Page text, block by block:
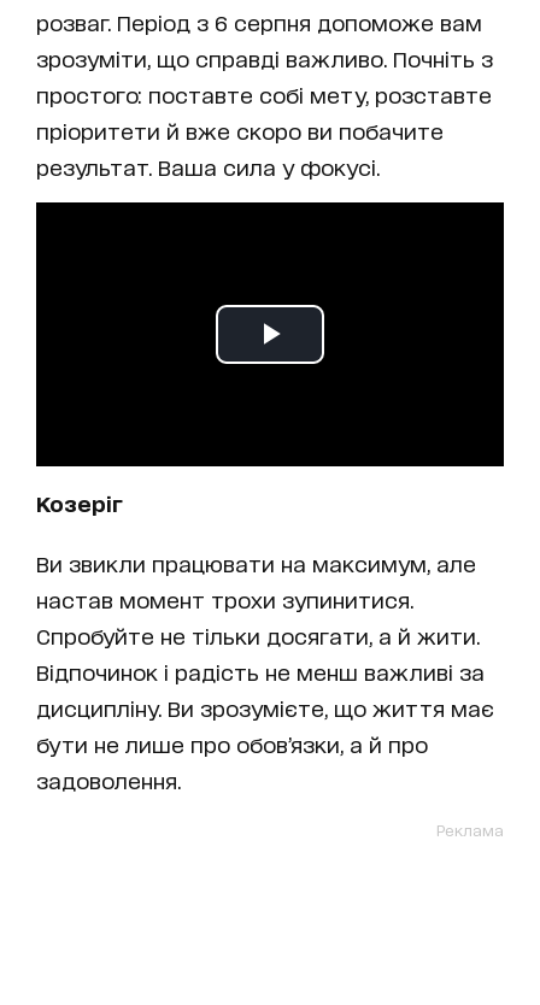
розваг. Період з 6 серпня допоможе вам
зрозуміти, що справді важливо. Почніть з
простого: поставте собі мету, розставте
пріоритети й вже скоро ви побачите
результат. Ваша сила у фокусі.
Козеріг
Ви звикли працювати на максимум, але
настав момент трохи зупинитися.
Спробуйте не тільки досягати, а й жити.
Відпочинок і радість не менш важливі за
дисципліну. Ви зрозумієте, що життя має
бути не лише про обов’язки, а й про
задоволення.
Реклама